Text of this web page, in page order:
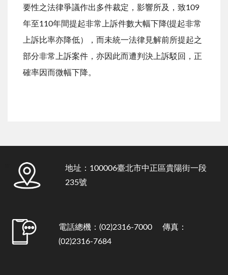
要性之法律爭議作出多件裁定，影響所及，致109
年至110年間提起非常上訴件數大幅下降(提起非常
上訴比率亦降低），而未統一法律見解前所提起之
部分非常上訴案件，亦因此而遭判決上訴駁回，正
確率因而微幅下降。
地址：100006臺北市中正區貴陽街一段
235號
電話總機：(02)2316-7000 傳真：
(02)2316-7684